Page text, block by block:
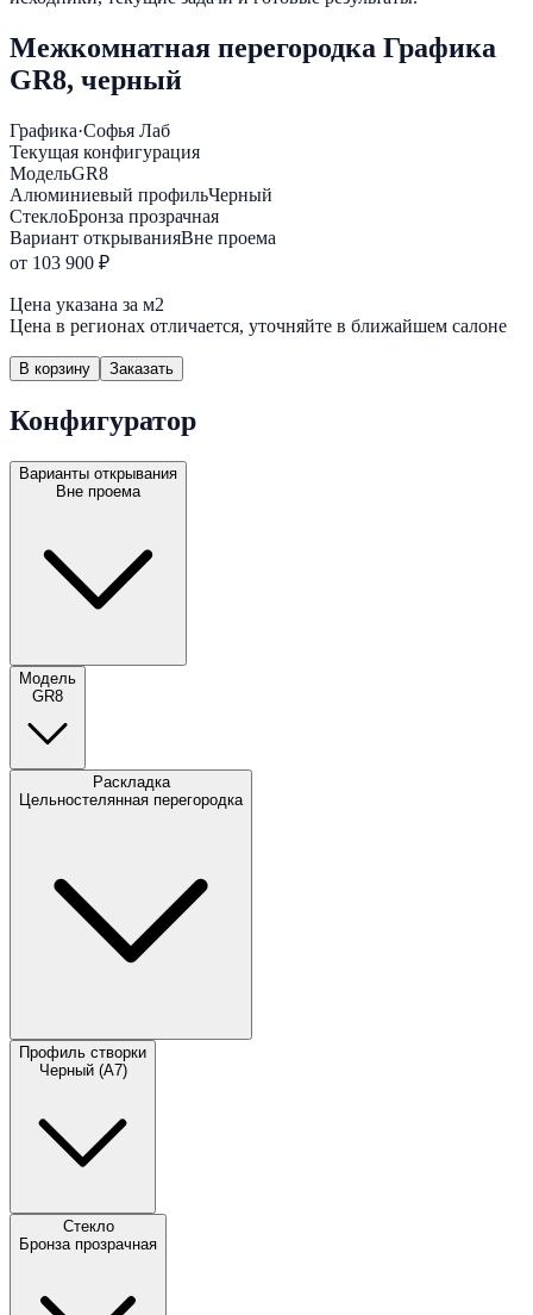
Межкомнатная перегородка Графика
GR8, черный
Графика·Софья Лаб
Текущая конфигурация
МодельGR8
Алюминиевый профильЧерный
СтеклоБронза прозрачная
Вариант открыванияВне проема
от 103 900 ₽
Цена указана за м2
Цена в регионах отличается, уточняйте в ближайшем салоне
В корзину Заказать
Конфигуратор
Варианты открывания
Вне проема
Модель
GR8
Раскладка
Цельностелянная перегородка
Профиль створки
Черный (A7)
Стекло
Бронза прозрачная